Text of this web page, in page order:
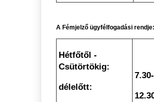
A Fémjelző ügyfélfogadási rendje:
Hétfőtől -
Csütörtökig:
délelőtt:
7.3